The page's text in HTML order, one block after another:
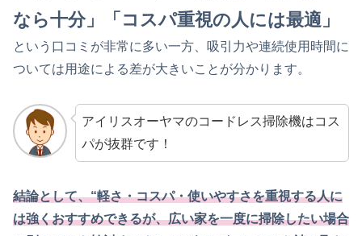
なら十分」「コスパ重視の人には最適」
という口コミが非常に多い一方、吸引力や連続使用時間に
ついては用途による差が大きいことが分かります。
アイリスオーヤマのコードレス掃除機はコス
パが抜群です！
結論として、“軽さ・コスパ・使いやすさを重視する人に
は強くおすすめできるが、広い家を一度に掃除したい場合